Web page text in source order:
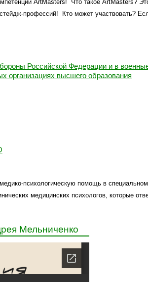
ArtMasters! Что такое ArtMasters?
профессий! Кто может участвовать?
Российской Федерации и в
организациях высшего образования
психологическую помощь в специальном
медицинских психологов, которые
Мельниченко